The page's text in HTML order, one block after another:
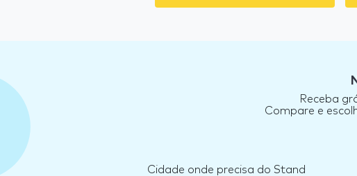
Receba
Compare e
Cidade onde precisa do Stand